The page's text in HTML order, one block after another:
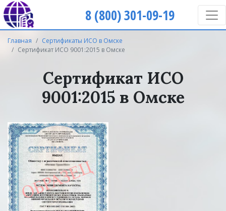
8 (800) 301-09-19
Главная
Сертификаты ИСО в Омске
Сертификат ИСО 9001:2015 в Омске
Сертификат ИСО
9001:2015 в Омске